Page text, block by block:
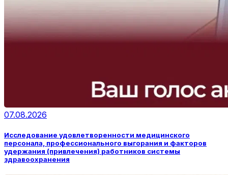
07.08.2026
Исследование удовлетворенности медицинского
персонала, профессионального выгорания и факторов
удержания (привлечения) работников системы
здравоохранения